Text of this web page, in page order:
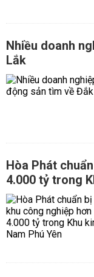
Nhiều doanh
Lắk
Hòa Phát
4.000 tỷ trong